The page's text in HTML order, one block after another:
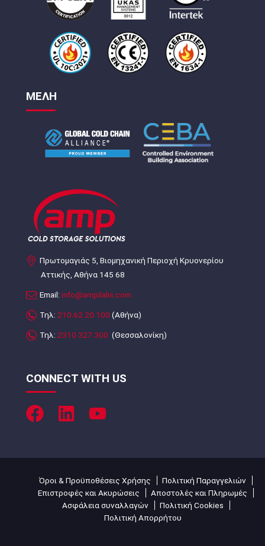
ΜΕΛΗ
Πρωτομαγιάς 5, Βιομηχανική Περιοχή Κρυονερίου
Αττικής, Αθήνα 145 68
Email: info@ampilalis.com
Τηλ: 210.62.20.100 (Αθήνα)
Τηλ: 2310.327.300 (Θεσσαλονίκη)
CONNECT WITH US
Όροι & Προϋποθέσεις Χρήσης
Πολιτική Παραγγελιών
Επιστροφές και Ακυρώσεις
Αποστολές και Πληρωμές
Ασφάλεια συναλλαγών
Πολιτική Cookies
Πολιτική Απορρήτου